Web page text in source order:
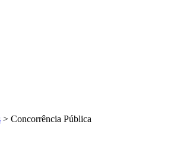
> Concorrência Pública